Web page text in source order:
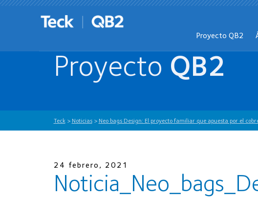
Proyecto QB2
Proyecto QB2
Teck> Noticias> Neo bags Design: El proyecto familiar que apuesta por el
24 febrero, 2021